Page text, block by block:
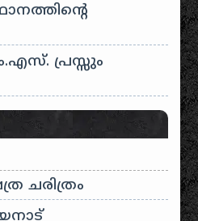
പ്രസ്സും
ചരിത്രം